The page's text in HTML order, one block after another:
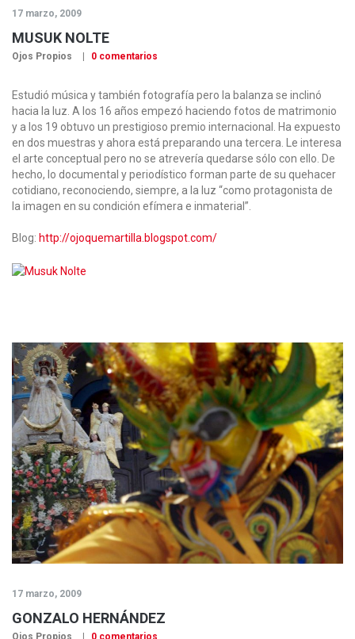
17 marzo, 2009
MUSUK NOLTE
Ojos Propios 0 comentarios
Estudió música y también fotografía pero la balanza se inclinó
hacia la luz. A los 16 años empezó haciendo fotos de matrimonio
y a los 19 obtuvo un prestigioso premio internacional. Ha expuesto
en dos muestras y ahora está preparando una tercera. Le interesa
el arte conceptual pero no se atrevería quedarse sólo con ello. De
hecho, lo documental y periodístico forman parte de su quehacer
cotidiano, reconociendo, siempre, a la luz “como protagonista de
la imagen en su condición efímera e inmaterial”.
Blog: http://ojoquemartilla.blogspot.com/
17 marzo, 2009
GONZALO HERNÁNDEZ